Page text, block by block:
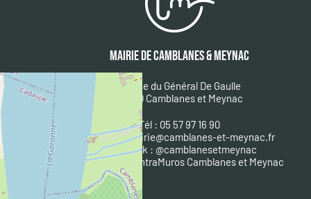
MAIRIE DE CAMBLANES & MEYNAC
1 place du Général De Gaulle
33360 Camblanes et Meynac
Tél : 05 57 97 16 90
Courriel :mairie@camblanes-et-meynac.fr
Facebook : @camblanesetmeynac
ppli mobile : IntraMuros Camblanes et Meynac